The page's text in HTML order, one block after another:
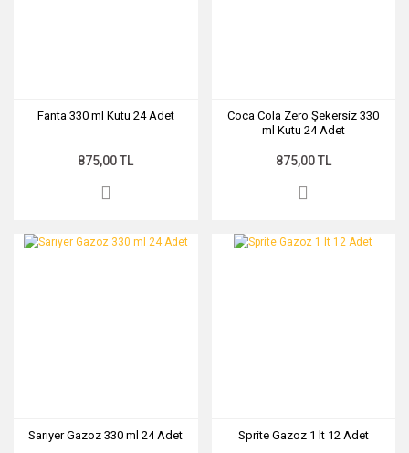
Fanta 330 ml Kutu 24 Adet
875,00 TL
Coca Cola Zero Şekersiz 330
ml Kutu 24 Adet
875,00 TL
Sarıyer Gazoz 330 ml 24 Adet Sprite Gazoz 1 lt 12 Adet